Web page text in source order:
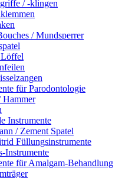
/ -klingen
/ Mundsperrer
Löffel
für Parodontologie
Hammer
Instrumente
/ Zement Spatel
Füllungsinstrumente
Instrumente
für Amalgam-Behandlung